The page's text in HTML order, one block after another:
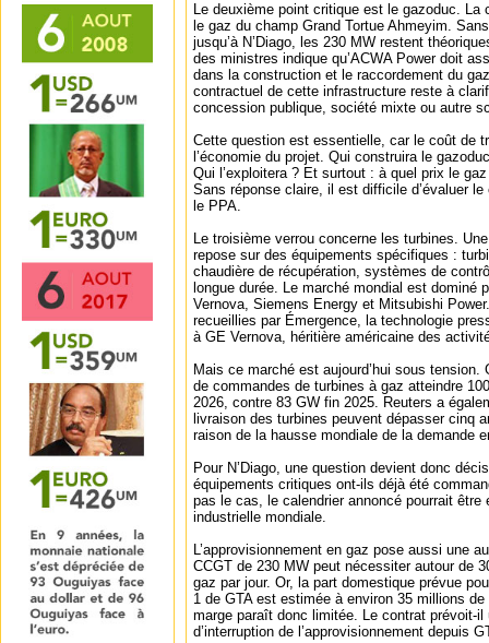
Le deuxième point critique est le gazoduc. La
le gaz du champ Grand Tortue Ahmeyim.
jusqu’à N’Diago, les 230 MW restent
des ministres indique qu’ACWA Power doit
dans la construction et le raccordement du
contractuel de cette infrastructure reste à
concession publique, société mixte ou autre
Cette question est essentielle, car le coût de
l’économie du projet. Qui construira le
Qui l’exploitera ? Et surtout : à quel prix le
Sans réponse claire, il est difficile d’évaluer
le PPA.
Le troisième verrou concerne les turbines.
repose sur des équipements spécifiques :
chaudière de récupération, systèmes de
longue durée. Le marché mondial est dominé
Vernova, Siemens Energy et Mitsubishi
recueillies par Émergence, la technologie
à GE Vernova, héritière américaine des
Mais ce marché est aujourd’hui sous
de commandes de turbines à gaz atteindre
2026, contre 83 GW fin 2025. Reuters a
livraison des turbines peuvent dépasser cinq
raison de la hausse mondiale de la demande
Pour N’Diago, une question devient donc
équipements critiques ont-ils déjà été
pas le cas, le calendrier annoncé pourrait être
industrielle mondiale.
L’approvisionnement en gaz pose aussi une
CCGT de 230 MW peut nécessiter autour de
gaz par jour. Or, la part domestique prévue
1 de GTA est estimée à environ 35 millions
marge paraît donc limitée. Le contrat prévoit-
d’interruption de l’approvisionnement depuis